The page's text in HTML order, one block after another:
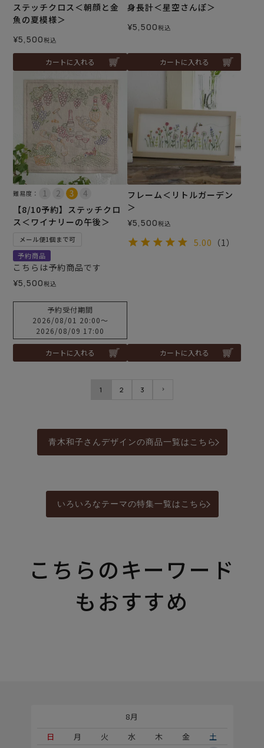
ステッチクロス＜朝顔と金
魚の夏模様＞
¥5,500税込
カートに入れる
身長計＜星空さんぽ＞
¥5,500税込
カートに入れる
難易度：
【8/10予約】ステッチクロ
ス＜ワイナリーの午後＞
メール便1個まで可
予約商品
こちらは予約商品です
¥5,500税込
予約受付期間
2026/08/01 20:00〜
2026/08/09 17:00
カートに入れる
フレーム＜リトルガーデン
＞
¥5,500税込
5.00 （1）
カートに入れる
1 2 3
青木和子さんデザインの商品一覧はこちら
いろいろなテーマの特集一覧はこちら
こちらのキーワード
もおすすめ
8月
日
月 火 水 木 金
土